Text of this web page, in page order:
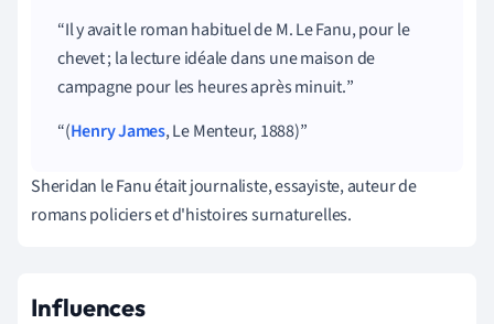
Il y avait le roman habituel de M. Le Fanu, pour le
chevet ; la lecture idéale dans une maison de
campagne pour les heures après minuit.
(Henry James, Le Menteur, 1888)
Sheridan le Fanu était journaliste, essayiste, auteur de
romans policiers et d'histoires surnaturelles.
Influences